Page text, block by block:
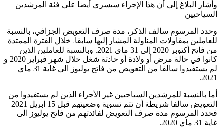
وأشار البلاغ إلى أن هذا الإجراء سيسري أيضا على فئة المرشدين
السياحيين.
وحدد المرسوم سالف الذكر، مدة صرف التعويض الجزافي، بالنسبة
للعاملين بمقاولات المناولة المشار إليها سابقا، خلال الفترة الممتدة
من فاتح أكتوبر 2020 إلى 31 ماي 2021. وبالنسبة للعاملين الذين
كانوا في حالة مرض أو ولادة أو حادثة شغل خلال شهر فبراير 2020 و
لم يستفيدوا سالفا من التعويض من فاتح يوليوز الى غاية 31 ماي
2021.
أما بالنسبة للمرشدين السياحيين غير الأجراء الذين لم يستفيدوا من
التعويض سالفا شريطة أن تتم تسوية وضعيتهم قبل 15 ابريل 2021
فحدد المرسوم مدة صرف التعويض لفائدتهم من فاتح يوليوز الى
غاية 31 ماي 2020.